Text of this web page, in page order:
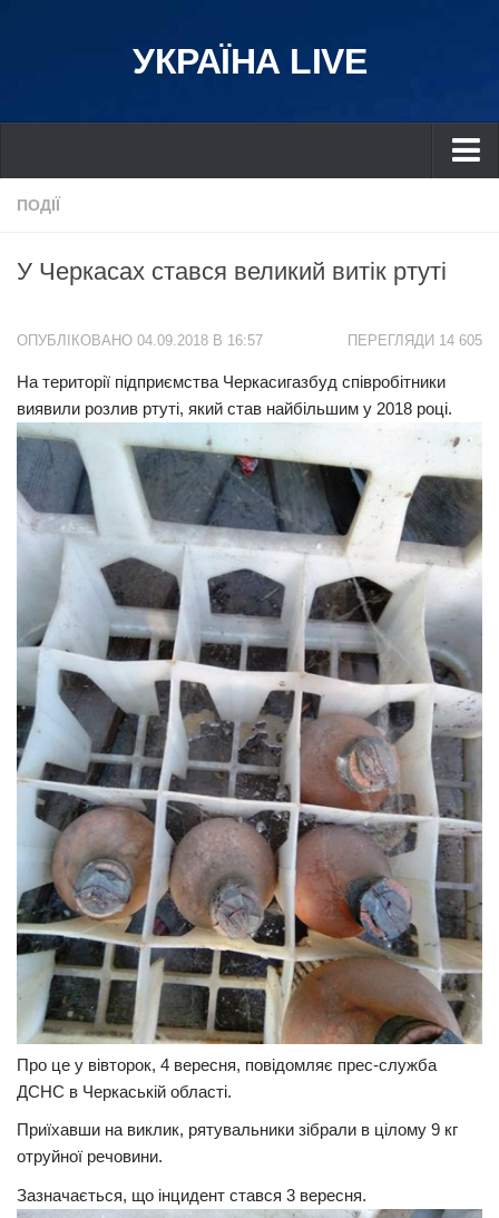
УКРАЇНА LIVE
Україна
Дніпро
Івано-Франківськ
Харків
Донбас
Одеса
Схід
Прикарпаття
Економіка
Політика
Світ
Цікаво
Наука
Технології
Історії
Рецепти
Привітання
Здоров’я
Події
Кримінал
Трагедії
Курйози
Культура
Шоу-біз
ПОДІЇ
У Черкасах стався великий витік ртуті
ПЕРЕГЛЯДИ 14 605
ОПУБЛІКОВАНО 04.09.2018 В 16:57
На території підприємства Черкасигазбуд співробітники
виявили розлив ртуті, який став найбільшим у 2018 році.
Про це у вівторок, 4 вересня, повідомляє прес-служба
ДСНС в Черкаській області.
Приїхавши на виклик, рятувальники зібрали в цілому 9 кг
отруйної речовини.
Зазначається, що інцидент стався 3 вересня.